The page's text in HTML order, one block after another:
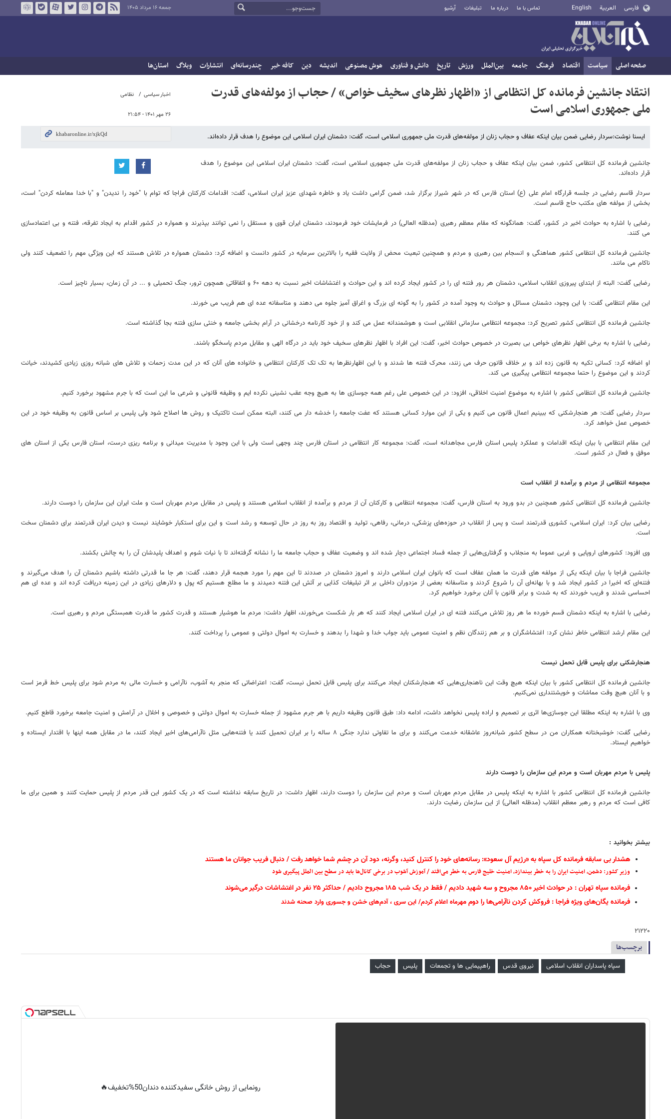
فارسی العربية English تماس با ما درباره ما تبلیغات آرشیو جمعه ۱۶ مرداد ۱۴۰۵
صفحه اصلی سیاست اقتصاد فرهنگ جامعه بین‌الملل ورزش تاریخ دانش و فناوری هوش مصنوعی اندیشه دین کافه خبر چندرسانه‌ای انتشارات وبلاگ استان‌ها
اخبار سیاسی نظامی
۲۶ مهر ۱۴۰۱ - ۲۱:۵۴
انتقاد جانشین فرمانده کل انتظامی از «اظهار نظرهای سخیف خواص» / حجاب از مولفه‌های قدرت
ملی جمهوری اسلامی است
ایسنا نوشت:سردار رضایی ضمن بیان اینکه عفاف و حجاب زنان از مولفه‌های قدرت ملی جمهوری اسلامی است، گفت: دشمنان ایران اسلامی این موضوع را هدف قرار داده‌اند.
جانشین فرمانده کل انتظامی کشور، ضمن بیان اینکه عفاف و حجاب زنان از مولفه‌های قدرت ملی جمهوری اسلامی است، گفت: دشمنان ایران اسلامی این موضوع را هدف
قرار داده‌اند.
سردار قاسم رضایی در جلسه قرارگاه امام علی (ع) استان فارس که در شهر شیراز برگزار شد، ضمن گرامی داشت یاد و خاطره شهدای عزیز ایران اسلامی، گفت: اقدامات کارکنان فراجا که توام با "خود را ندیدن" و "با خدا معامله کردن" است،
بخشی از مولفه های مکتب حاج قاسم است.
رضایی با اشاره به حوادث اخیر در کشور، گفت: همانگونه که مقام معظم رهبری (مدظله العالی) در فرمایشات خود فرمودند، دشمنان ایران قوی و مستقل را نمی توانند بپذیرند و همواره در کشور اقدام به ایجاد تفرقه، فتنه و بی اعتمادسازی
می کنند.
جانشین فرمانده کل انتظامی کشور هماهنگی و انسجام بین رهبری و مردم و همچنین تبعیت محض از ولایت فقیه را بالاترین سرمایه در کشور دانست و اضافه کرد: دشمنان همواره در تلاش هستند که این ویژگی مهم را تضعیف کنند ولی
ناکام می مانند.
رضایی گفت: البته از ابتدای پیروزی انقلاب اسلامی، دشمنان هر رور فتنه ای را در کشور ایجاد کرده اند و این حوادث و اغتشاشات اخیر نسبت به دهه ۶۰ و اتفاقاتی همچون ترور، جنگ تحمیلی و ... در آن زمان، بسیار ناچیز است.
این مقام انتظامی گفت: با این وجود، دشمنان مسائل و حوادث به وجود آمده در کشور را به گونه ای بزرگ و اغراق آمیز جلوه می دهند و متاسفانه عده ای هم فریب می خورند.
جانشین فرمانده کل انتظامی کشور تصریح کرد: مجموعه انتظامی سازمانی انقلابی است و هوشمندانه عمل می کند و از خود کارنامه درخشانی در آرام بخشی جامعه و خنثی سازی فتنه بجا گذاشته است.
رضایی با اشاره به برخی اظهار نظرهای خواص بی بصیرت در خصوص حوادث اخیر، گفت: این افراد با اظهار نظرهای سخیف خود باید در درگاه الهی و مقابل مردم پاسخگو باشند.
او اضافه کرد: کسانی تکیه به قانون زده اند و بر خلاف قانون حرف می زنند، محرک فتنه ها شدند و با این اظهارنظرها به تک تک کارکنان انتظامی و خانواده های آنان که در این مدت زحمات و تلاش های شبانه روزی زیادی کشیدند، خیانت
کردند و این موضوع را حتما مجموعه انتظامی پیگیری می کند.
جانشین فرمانده کل انتظامی کشور با اشاره به موضوع امنیت اخلاقی، افزود: در این خصوص علی رغم همه جوسازی ها به هیچ وجه عقب نشینی نکرده ایم و وظیفه قانونی و شرعی ما این است که با جرم مشهود برخورد کنیم.
سردار رضایی گفت: هر هنجارشکنی که ببینیم اعمال قانون می کنیم و یکی از این موارد کسانی هستند که عفت جامعه را خدشه دار می کنند، البته ممکن است تاکتیک و روش ها اصلاح شود ولی پلیس بر اساس قانون به وظیفه خود در این
خصوص عمل خواهد کرد.
این مقام انتظامی با بیان اینکه اقدامات و عملکرد پلیس استان فارس مجاهدانه است، گفت: مجموعه کار انتظامی در استان فارس چند وجهی است ولی با این وجود با مدیریت میدانی و برنامه ریزی درست، استان فارس یکی از استان های
موفق و فعال در کشور است.
مجموعه انتظامی از مردم و برآمده از انقلاب است
جانشین فرمانده کل انتظامی کشور همچنین در بدو ورود به استان فارس، گفت: مجموعه انتظامی و کارکنان آن از مردم و برآمده از انقلاب اسلامی هستند و پلیس در مقابل مردم مهربان است و ملت ایران این سازمان را دوست دارند.
رضایی بیان کرد: ایران اسلامی، کشوری قدرتمند است و پس از انقلاب در حوزه‌های پزشکی، درمانی، رفاهی، تولید و اقتصاد روز به روز در حال توسعه و رشد است و این برای استکبار خوشایند نیست و دیدن ایران قدرتمند برای دشمنان سخت
است.
وی افزود: کشورهای اروپایی و غربی عموما به منجلاب و گرفتاری‌هایی از جمله فساد اجتماعی دچار شده اند و وضعیت عفاف و حجاب جامعه ما را نشانه گرفته‌اند تا با نیات شوم و اهداف پلیدشان آن را به چالش بکشند.
جانشین فراجا با بیان اینکه یکی از مولفه های قدرت‌ ما همان عفاف است که بانوان ایران اسلامی دارند و امروز دشمنان در صددند تا این مهم را مورد هجمه قرار دهند، گفت: هر جا ما قدرتی داشته باشیم دشمنان آن را هدف می‌گیرند و
فتنه‌ای که اخیرا در کشور ایجاد شد و با بهانه‌ای آن را شروع کردند و متاسفانه بعضی از مزدوران داخلی بر اثر تبلیغات کذایی بر آتش این فتنه دمیدند و ما مطلع هستیم که پول و دلارهای زیادی در این زمینه دریافت کرده اند و عده ای هم
احساسی شدند و فریب خوردند که به شدت و برابر قانون با آنان برخورد خواهیم کرد.
رضایی با اشاره به اینکه دشمنان قسم خورده ما هر روز تلاش می‌کنند فتنه ای در ایران اسلامی ایجاد کنند که هر بار شکست می‌خورند، اظهار داشت: مردم ما هوشیار هستند و قدرت کشور ما قدرت همبستگی مردم و رهبری است.
این مقام ارشد انتظامی خاطر نشان کرد: اغتشاشگران و بر هم زنندگان نظم و امنیت عمومی باید جواب خدا و شهدا را بدهند و خسارت به اموال دولتی و عمومی را پرداخت کنند.
هنجارشکنی برای پلیس قابل تحمل نیست
جانشین فرمانده کل انتظامی کشور با بیان اینکه هیچ وقت این ناهنجاری‌هایی که هنجارشکنان ایجاد می‌کنند برای پلیس قابل تحمل نیست، گفت: اعتراضاتی که منجر به آشوب، ناآرامی و خسارت مالی به مردم شود برای پلیس خط قرمز است
و با آنان هیچ وقت مماشات و خویشتنداری نمی‌کنیم.
وی با اشاره به اینکه مطلقا این جوسازی‌ها اثری بر تصمیم و اراده پلیس نخواهد داشت، ادامه داد: طبق قانون وظیفه داریم با هر جرم مشهود از جمله خسارت به اموال دولتی و خصوصی و اخلال در آرامش و امنیت جامعه برخورد قاطع کنیم.
رضایی گفت: خوشبختانه همکاران من در سطح کشور شبانه‌روز عاشقانه خدمت می‌کنند و برای ما تفاوتی ندارد جنگی ۸ ساله را بر ایران تحمیل کنند یا فتنه‌هایی مثل ناآرامی‌های اخیر ایجاد کنند، ما در مقابل همه اینها با اقتدار ایستاده و
خواهیم ایستاد.
پلیس با مردم مهربان است و مردم این سازمان را دوست دارند
جانشین فرمانده کل انتظامی کشور با اشاره به اینکه پلیس در مقابل مردم مهربان است و مردم این سازمان را دوست دارند، اظهار داشت: در تاریخ سابقه نداشته است که در یک کشور این قدر مردم از پلیس حمایت کنند و همین برای ما
کافی است که مردم و رهبر معظم انقلاب (مدظله العالی) از این سازمان رضایت دارند.
بیشتر بخوانید :
هشدار بی سابقه فرمانده کل سپاه به «رژیم آل سعود»: رسانه‌های خود را کنترل کنید، وگرنه، دود آن در چشم شما خواهد رفت / دنبال فریب جوانان ما هستند
وزیر کشور: دشمن، امنیت ایران را به خطر بیندازد، امنیت خلیج فارس به خطر می‌افتد / آموزش آشوب در برخی کانال‌ها باید در سطح بین الملل پیگیری شود
فرمانده سپاه تهران : در حوادث اخیر ۸۵۰ مجروح و سه شهید دادیم / فقط در یک شب ۱۸۵ مجروح دادیم / حداکثر ۲۵ نفر در اغتشاشات درگیر می‌شوند
فرمانده یگان‌های ویژه فراجا : فروکش کردن ناآرامی‌ها را دوم مهرماه اعلام کردم/ این سری ، آدم‌های خشن و جسوری وارد صحنه شدند
۲۱۲۲۰
برچسب‌ها
سپاه پاسداران انقلاب اسلامی نیروی قدس راهپیمایی ها و تجمعات پلیس حجاب
رونمایی از روش خانگی سفیدکننده دندان50%تخفیف🔥